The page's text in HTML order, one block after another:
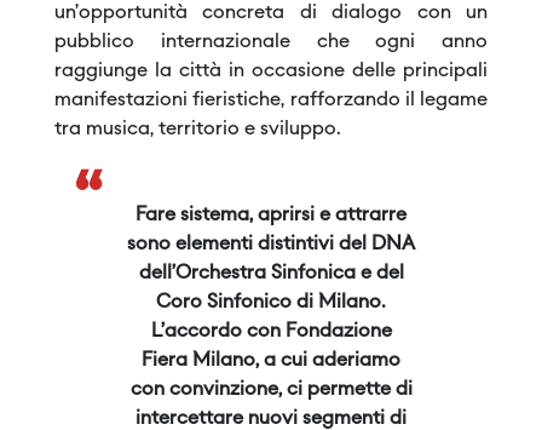
un’opportunità concreta di dialogo con un
pubblico internazionale che ogni anno
raggiunge la città in occasione delle principali
manifestazioni fieristiche, rafforzando il legame
tra musica, territorio e sviluppo.
“
Fare sistema, aprirsi e attrarre
sono elementi distintivi del DNA
dell’Orchestra Sinfonica e del
Coro Sinfonico di Milano.
L’accordo con Fondazione
Fiera Milano, a cui aderiamo
con convinzione, ci permette di
intercettare nuovi segmenti di